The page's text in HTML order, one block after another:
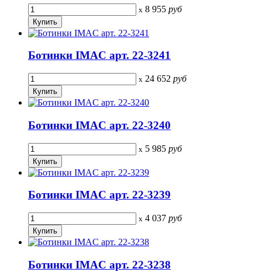
x 8 955 руб
Ботинки IMAC арт. 22-3241
x 24 652 руб
Ботинки IMAC арт. 22-3240
x 5 985 руб
Ботинки IMAC арт. 22-3239
x 4 037 руб
Ботинки IMAC арт. 22-3238